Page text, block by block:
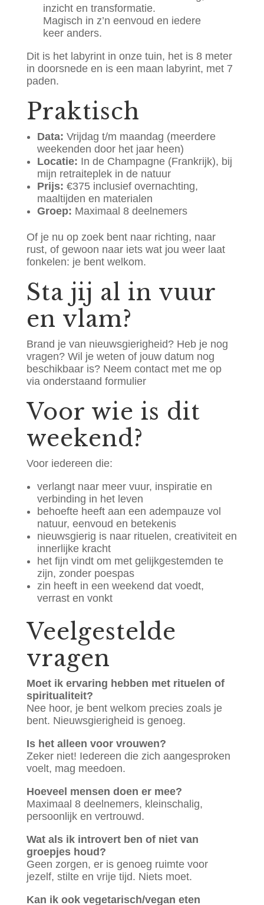
inzicht en transformatie.
Magisch in z’n eenvoud en iedere
keer anders.
Dit is het labyrint in onze tuin, het is 8 meter
in doorsnede en is een maan labyrint, met 7
paden.
Praktisch
Data: Vrijdag t/m maandag (meerdere
weekenden door het jaar heen)
Locatie: In de Champagne (Frankrijk), bij
mijn retraiteplek in de natuur
Prijs: €375 inclusief overnachting,
maaltijden en materialen
Groep: Maximaal 8 deelnemers
Of je nu op zoek bent naar richting, naar
rust, of gewoon naar iets wat jou weer laat
fonkelen: je bent welkom.
Sta jij al in vuur
en vlam?
Brand je van nieuwsgierigheid? Heb je nog
vragen? Wil je weten of jouw datum nog
beschikbaar is? Neem contact met me op
via onderstaand formulier
Voor wie is dit
weekend?
Voor iedereen die:
verlangt naar meer vuur, inspiratie en
verbinding in het leven
behoefte heeft aan een adempauze vol
natuur, eenvoud en betekenis
nieuwsgierig is naar rituelen, creativiteit en
innerlijke kracht
het fijn vindt om met gelijkgestemden te
zijn, zonder poespas
zin heeft in een weekend dat voedt,
verrast en vonkt
Veelgestelde
vragen
Moet ik ervaring hebben met rituelen of
spiritualiteit?
Nee hoor, je bent welkom precies zoals je
bent. Nieuwsgierigheid is genoeg.
Is het alleen voor vrouwen?
Zeker niet! Iedereen die zich aangesproken
voelt, mag meedoen.
Hoeveel mensen doen er mee?
Maximaal 8 deelnemers, kleinschalig,
persoonlijk en vertrouwd.
Wat als ik introvert ben of niet van
groepjes houd?
Geen zorgen, er is genoeg ruimte voor
jezelf, stilte en vrije tijd. Niets moet.
Kan ik ook vegetarisch/vegan eten